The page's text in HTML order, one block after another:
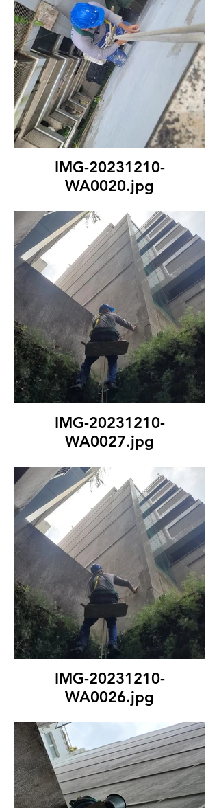
IMG-20231210-
WA0020.jpg
IMG-20231210-
WA0027.jpg
IMG-20231210-
WA0026.jpg